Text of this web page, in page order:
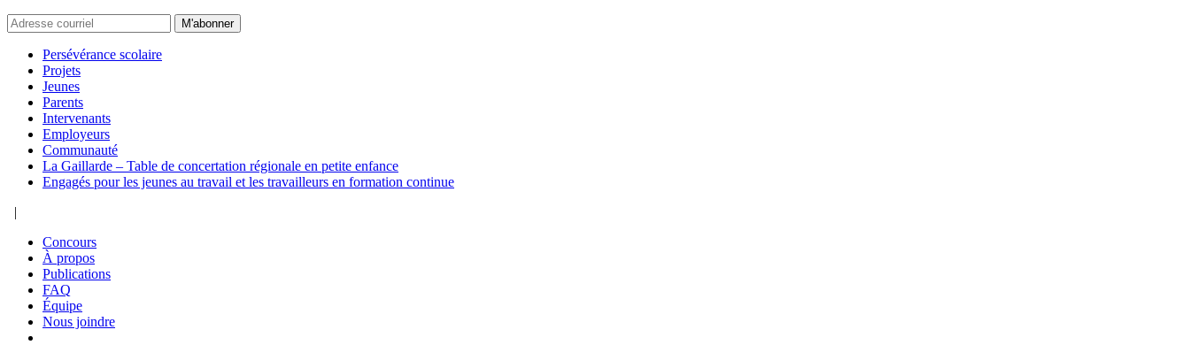
M'abonner
Persévérance scolaire
Projets
Jeunes
Parents
Intervenants
Employeurs
Communauté
La Gaillarde – Table de concertation régionale en petite enfance
Engagés pour les jeunes au travail et les travailleurs en formation continue
|
Concours
À propos
Publications
FAQ
Équipe
Nous joindre